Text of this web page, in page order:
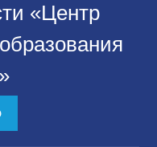
«Центр